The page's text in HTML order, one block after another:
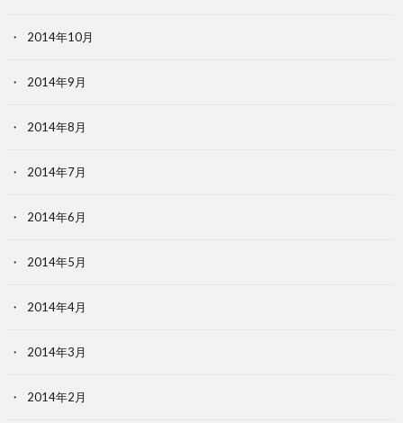
2014年10月
2014年9月
2014年8月
2014年7月
2014年6月
2014年5月
2014年4月
2014年3月
2014年2月